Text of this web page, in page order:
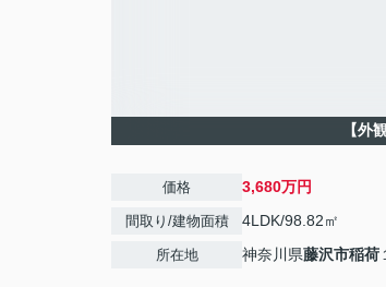
【外観
価格 3,680万円
間取り/建物面積 4LDK/98.82㎡
所在地 神奈川県藤沢市稲荷